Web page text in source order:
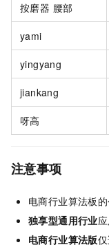
按磨器 腰部
yami
yingyang
jiankang
呀高
注意事项
电商行业算法板
独享型通用行业
电商行业算法版